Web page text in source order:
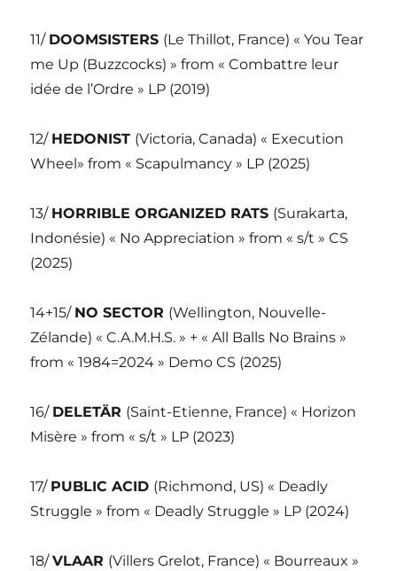
11/ DOOMSISTERS (Le Thillot, France) « You Tear
me Up (Buzzcocks) » from « Combattre leur
idée de l’Ordre » LP (2019)
12/ HEDONIST (Victoria, Canada) « Execution
Wheel» from « Scapulmancy » LP (2025)
13/ HORRIBLE ORGANIZED RATS (Surakarta,
Indonésie) « No Appreciation » from « s/t » CS
(2025)
14+15/ NO SECTOR (Wellington, Nouvelle-
Zélande) « C.A.M.H.S. » + « All Balls No Brains »
from « 1984=2024 » Demo CS (2025)
16/ DELETÄR (Saint-Etienne, France) « Horizon
Misère » from « s/t » LP (2023)
17/ PUBLIC ACID (Richmond, US) « Deadly
Struggle » from « Deadly Struggle » LP (2024)
18/VLAAR (Villers Grelot, France) « Bourreaux »